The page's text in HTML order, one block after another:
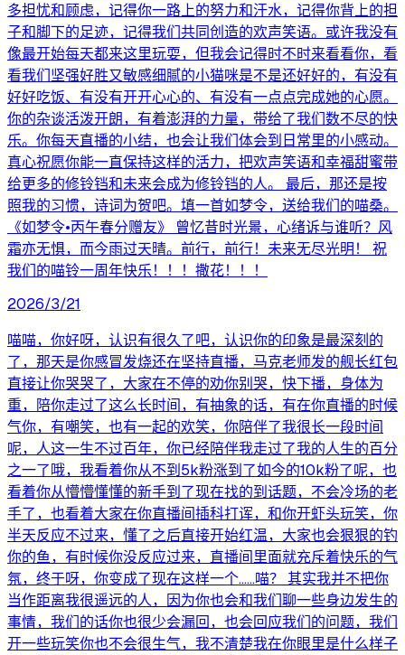
多担忧和顾虑，记得你一路上的努力和汗水，记得你背上的担
子和脚下的足迹，记得我们共同创造的欢声笑语。或许我没有
像最开始每天都来这里玩耍，但我会记得时不时来看看你，看
看我们坚强好胜又敏感细腻的小猫咪是不是还好好的，有没有
好好吃饭、有没有开开心心的、有没有一点点完成她的心愿。
你的杂谈活泼开朗，有着澎湃的力量，带给了我们数不尽的快
乐。你每天直播的小结，也会让我们体会到日常里的小感动。
真心祝愿你能一直保持这样的活力，把欢声笑语和幸福甜蜜带
给更多的修铃铛和未来会成为修铃铛的人。 最后，那还是按
照我的习惯，诗词为贺吧。填一首如梦令，送给我们的喵桑。
《如梦令•丙午春分赠友》 曾忆昔时光景，心绪诉与谁听？风
霜亦无惧，而今雨过天晴。前行，前行！未来无尽光明！ 祝
我们的喵铃一周年快乐！！！撒花！！！
2026/3/21
喵喵，你好呀，认识有很久了吧，认识你的印象是最深刻的
了，那天是你感冒发烧还在坚持直播，马克老师发的舰长红包
直接让你哭哭了，大家在不停的劝你别哭，快下播，身体为
重，陪你走过了这么长时间，有抽象的话，有在你直播的时候
气你，有嘲笑，也有一起的欢笑，你陪伴了我很长一段时间
呢，人这一生不过百年，你已经陪伴我走过了我的人生的百分
之一了哦，我看着你从不到5k粉涨到了如今的10k粉了呢，也
看着你从懵懵懂懂的新手到了现在找的到话题，不会冷场的老
手了，也看着大家在你直播间插科打诨，和你开虾头玩笑，你
半天反应不过来，懂了之后直接开始红温，大家也会狠狠的钓
你的鱼，有时候你没反应过来，直播间里面就充斥着快乐的气
氛，终于呀，你变成了现在这样一个……喵？ 其实我并不把你
当作距离我很遥远的人，因为你也会和我们聊一些身边发生的
事情，我们的话你也很少会漏回，也会回应我们的问题，我们
开一些玩笑你也不会很生气，我不清楚我在你眼里是什么样子